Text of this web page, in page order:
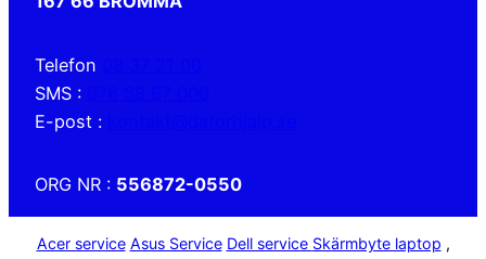
Telefon
SMS :
E-post :
ORG NR : 556872-0550
Acer service Asus Service Dell service Skärmbyte laptop ,